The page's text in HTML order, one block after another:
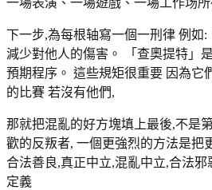
一場表演、一場遊戲、一場工作场
下一步,為每根轴寫一個一刑律 例如
減少對他人的傷害。 「查奧提特」
預期程序。 這些規矩很重要 因為它
的比賽 若沒有他們,
那就把混亂的好方塊填上最後,不是
歡的反叛者, 一個更強烈的方法是把
合法善良,真正中立,混亂中立,合法邪
定義